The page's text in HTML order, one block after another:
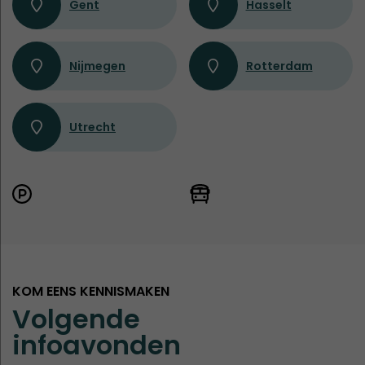
Gent Hasselt
Nijmegen Rotterdam
Utrecht
KOM EENS KENNISMAKEN
Volgende
infoavonden